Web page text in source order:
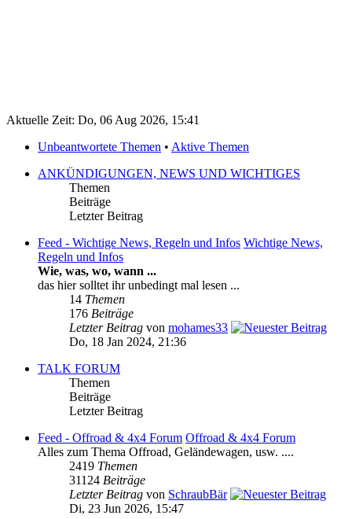
Aktuelle Zeit: Do, 06 Aug 2026, 15:41
Unbeantwortete Themen • Aktive Themen
ANKÜNDIGUNGEN, NEWS UND WICHTIGES
Themen
Beiträge
Letzter Beitrag
Feed - Wichtige News, Regeln und Infos Wichtige News,
Regeln und Infos
Wie, was, wo, wann ...
das hier solltet ihr unbedingt mal lesen ...
14 Themen
176 Beiträge
Letzter Beitrag von mohames33
Do, 18 Jan 2024, 21:36
TALK FORUM
Themen
Beiträge
Letzter Beitrag
Feed - Offroad & 4x4 Forum Offroad & 4x4 Forum
Alles zum Thema Offroad, Geländewagen, usw. ....
2419 Themen
31124 Beiträge
Letzter Beitrag von SchraubBär
Di, 23 Jun 2026, 15:47